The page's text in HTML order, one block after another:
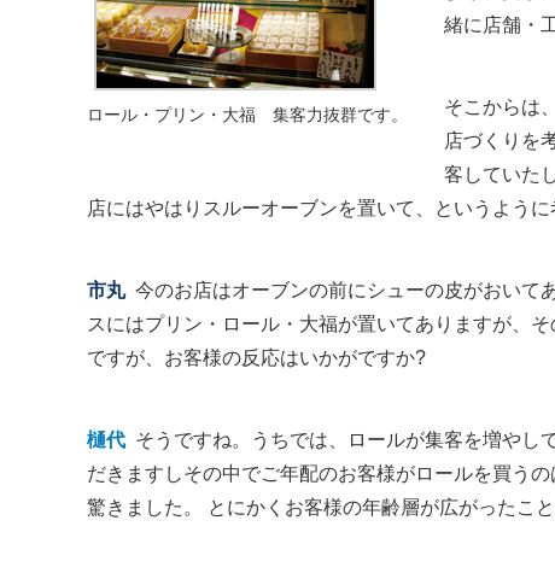
ロール・プリン・大福 集客力抜群です。
緒に店舗・
そこからは
店づくりを
客していた
店にはやはりスルーオーブンを置いて、というように
市丸今のお店はオーブンの前にシューの皮がおいて
スにはプリン・ロール・大福が置いてありますが、
ですが、お客様の反応はいかがですか?
樋代 そうですね。うちでは、ロールが集客を増やし
だきますしその中でご年配のお客様がロールを買う
驚きました。 とにかくお客様の年齢層が広がったこ